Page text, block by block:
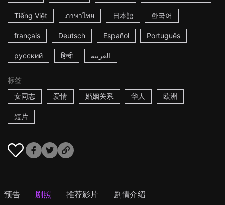
Tiếng Việt ภาษาไทย 日本語 한국어
français Deutsch Español Português
русский हिन्दी العربية
标签
女同志
爱情 婚姻关系 华人 欧洲
短片
预告 剧照 推荐影片 剧情介绍